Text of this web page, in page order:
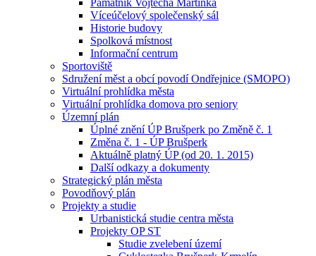
Památník Vojtěcha Martínka
Víceúčelový společenský sál
Historie budovy
Spolková místnost
Informační centrum
Sportoviště
Sdružení měst a obcí povodí Ondřejnice (SMOPO)
Virtuální prohlídka města
Virtuální prohlídka domova pro seniory
Územní plán
Úplné znění ÚP Brušperk po Změně č. 1
Změna č. 1 - ÚP Brušperk
Aktuálně platný ÚP (od 20. 1. 2015)
Další odkazy a dokumenty
Strategický plán města
Povodňový plán
Projekty a studie
Urbanistická studie centra města
Projekty OP ST
Studie zvelebení území